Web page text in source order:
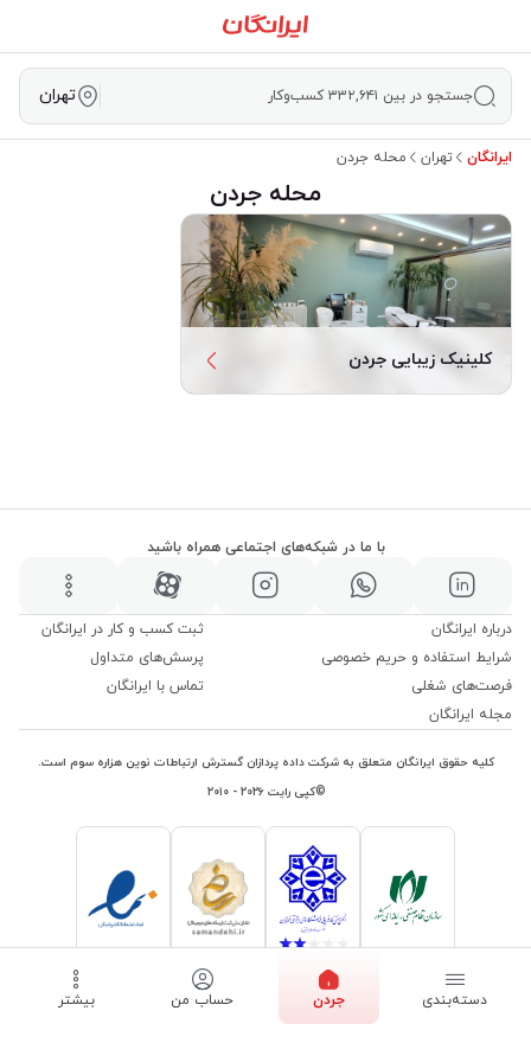
جستجو در بین ۳۳۲,۶۴۱ کسب‌وکار تهران
ایرانگان تهران محله جردن
محله جردن
کلینیک زیبایی جردن
با ما در شبکه‌های اجتماعی همراه باشید
درباره ایرانگان
شرایط استفاده و حریم خصوصی
فرصت‌های شغلی
مجله ایرانگان
ثبت کسب و کار در ایرانگان
پرسش‌های متداول
تماس با ایرانگان
کلیه حقوق ایرانگان متعلق به شرکت داده پردازان گسترش ارتباطات نوین هزاره سوم است.
©کپی رایت ۲۰۲۶ - ۲۰۱۰
دسته‌بندی جردن حساب من بیشتر